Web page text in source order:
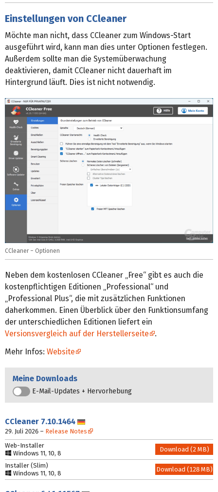
Einstellungen von CCleaner
Möchte man nicht, dass CCleaner zum Windows-Start
ausgeführt wird, kann man dies unter Optionen festlegen.
Außerdem sollte man die Systemüberwachung
deaktivieren, damit CCleaner nicht dauerhaft im
Hintergrund läuft. Dies ist nicht notwendig.
CCleaner – Optionen
Neben dem kostenlosen CCleaner „Free“ gibt es auch die
kostenpflichtigen Editionen „Professional“ und
„Professional Plus“, die mit zusätzlichen Funktionen
daherkommen. Einen Überblick über den Funktionsumfang
der unterschiedlichen Editionen liefert ein
Versionsvergleich auf der Herstellerseite
.
Mehr Infos: Website
Meine Downloads
E-Mail-Updates + Hervorhebung
CCleaner 7.10.1464
29. Juli 2026 – Release Notes
Web-Installer
Windows 11, 10, 8
Download (2 MB)
Installer (Slim)
Windows 11, 10, 8
Download (128 MB)